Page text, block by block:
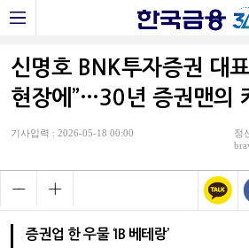
신명호 BNK투자증권 대
현장에”…30년 증권맨의
기사입력 : 2026-05-18 00:00
정
증권업 한 우물 ‘IB 베테랑’